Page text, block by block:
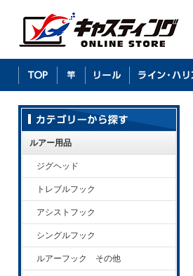
ルアー用品
ジグヘッド
トレブルフック
アシストフック
シングルフック
ルアーフック その他